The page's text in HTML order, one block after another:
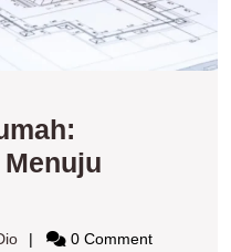
Arvin
0 Comment